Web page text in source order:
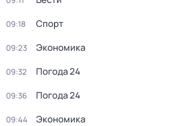
09:18 Спорт
09:23 Экономика
09:32 Погода 24
09:36 Погода 24
09:44 Экономика